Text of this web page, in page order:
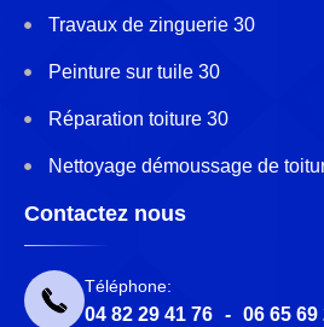
Travaux de zinguerie 30
Peinture sur tuile 30
Réparation toiture 30
Nettoyage démoussage de
Contactez nous
Téléphone:
04 82 29 41 76 - 06 65 69